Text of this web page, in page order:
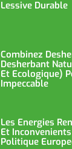
Lessive Durable
Combinez
Desherbant
Et Ecologique)
Impeccable
Les Energies
Et
Politique